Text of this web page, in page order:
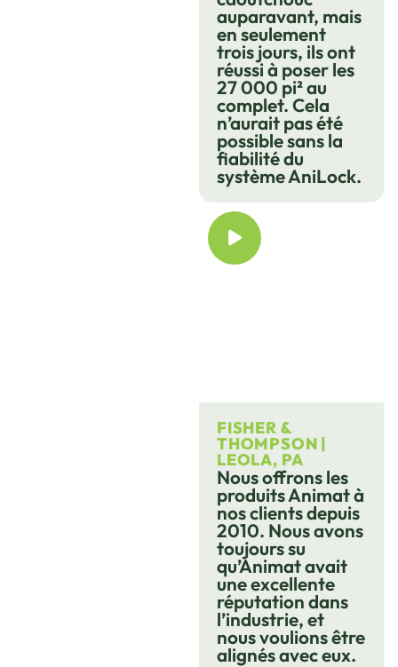
auparavant, mais
en seulement
trois jours, ils ont
réussi à poser les
27 000 pi² au
complet. Cela
n’aurait pas été
possible sans la
fiabilité du
système AniLock.
FISHER &
THOMPSON |
LEOLA, PA
Nous offrons les
produits Animat à
nos clients depuis
2010. Nous avons
toujours su
qu’Animat avait
une excellente
réputation dans
l’industrie, et
nous voulions être
alignés avec eux.